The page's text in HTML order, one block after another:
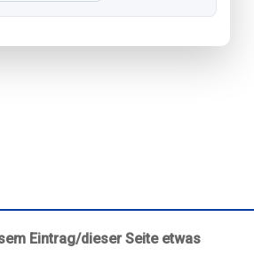
Eintrag/dieser Seite etwas